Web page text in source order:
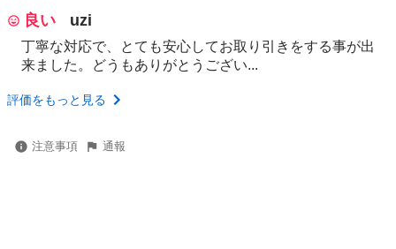
良い
uzi
丁寧な対応で、とても安心してお取り引きをする事が出
来ました。どうもありがとうござい...
評価をもっと見る
注意事項 通報